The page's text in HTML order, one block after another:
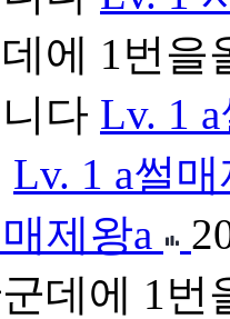
에 1번을
다 Lv. 1
Lv. 1 a썰
제왕a
데에 1번